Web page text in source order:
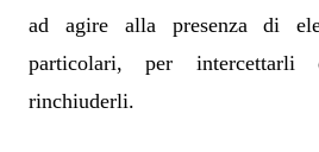
ad agire alla presenza di
particolari, per intercettarli
rinchiuderli.